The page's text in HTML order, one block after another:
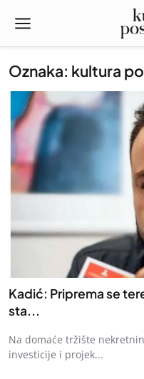
Oznaka: kultura
Kadić: Priprema se
sta...
Na domaće tržište
investicije i projek...